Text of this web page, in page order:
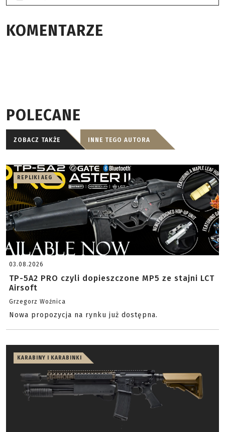
KOMENTARZE
POLECANE
ZOBACZ TAKŻE INNE TEGO AUTORA
REPLIKI AEG
03.08.2026
TP-5A2 PRO czyli dopieszczone MP5 ze stajni LCT
Airsoft
Grzegorz Woźnica
Nowa propozycja na rynku już dostępna.
KARABINY I KARABINKI